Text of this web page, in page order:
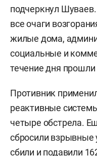
подчеркнул
все очаги
жилые дома,
социальные и
течение дня прошли
Противник
реактивные
четыре обстрела.
сбросили взрывные
сбили и подавили